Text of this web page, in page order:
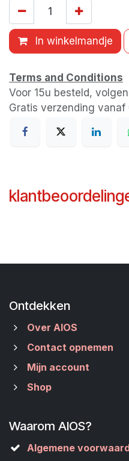
In winkelmandje
Terms and Conditions
Voor 15u besteld,
Gratis verzending
Ontdekken
Over AIOS
Contact opnemen
Mijn account
Shop
Waarom AIOS?
Algemene